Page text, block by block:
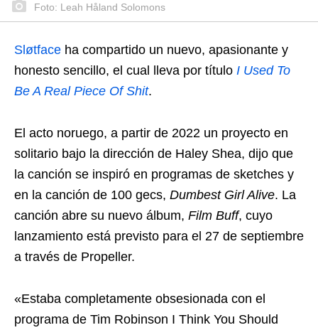
Foto: Leah Håland Solomons
Sløtface ha compartido un nuevo, apasionante y
honesto sencillo, el cual lleva por título I Used To
Be A Real Piece Of Shit.
El acto noruego, a partir de 2022 un proyecto en
solitario bajo la dirección de Haley Shea, dijo que
la canción se inspiró en programas de sketches y
en la canción de 100 gecs, Dumbest Girl Alive. La
canción abre su nuevo álbum, Film Buff, cuyo
lanzamiento está previsto para el 27 de septiembre
a través de Propeller.
«Estaba completamente obsesionada con el
programa de Tim Robinson I Think You Should